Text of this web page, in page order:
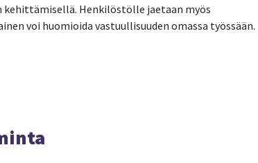
Henkilöstölle jaetaan myös
voi huomioida vastuullisuuden omassa työssään.